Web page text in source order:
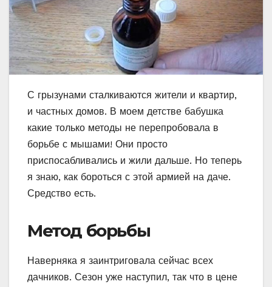
С грызунами сталкиваются жители и квартир,
и частных домов. В моем детстве бабушка
какие только методы не перепробовала в
борьбе с мышами! Они просто
приспосабливались и жили дальше. Но теперь
я знаю, как бороться с этой армией на даче.
Средство есть.
Метод борьбы
Наверняка я заинтриговала сейчас всех
дачников. Сезон уже наступил, так что в цене